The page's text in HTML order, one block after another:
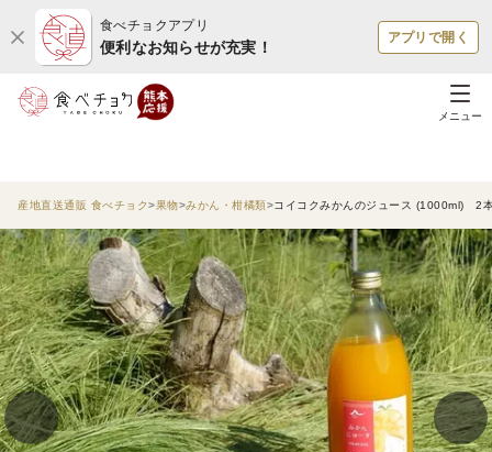
食べチョクアプリ
便利なお知らせが充実！
アプリで開く
メニュー
産地直送通販 食べチョク 果物 みかん・柑橘類 コイコクみかんのジュース (1000ml) 2